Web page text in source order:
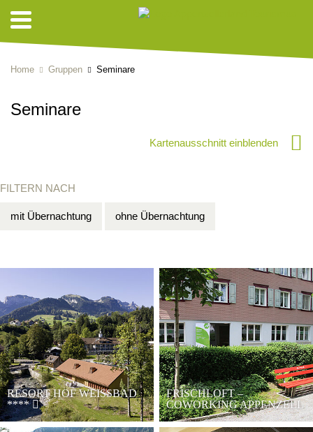
Home Gruppen Seminare
Seminare
Kartenausschnitt einblenden
FILTERN NACH
mit Übernachtung ohne Übernachtung
RESORT HOF WEISSBAD
****
FRISCHLOFT –
COWORKING APPENZELL